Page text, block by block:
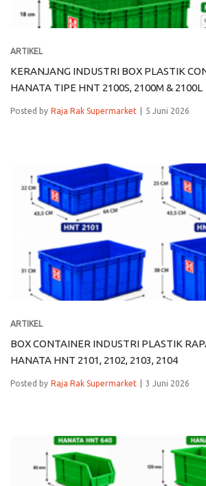
ARTIKEL
KERANJANG INDUSTRI BOX PLASTIK
HANATA TIPE HNT 2100S, 2100M & 2100L
Posted by Raja Rak Supermarket 5 Juni 2026
ARTIKEL
BOX CONTAINER INDUSTRI PLASTIK
HANATA HNT 2101, 2102, 2103, 2104
Posted by Raja Rak Supermarket 3 Juni 2026